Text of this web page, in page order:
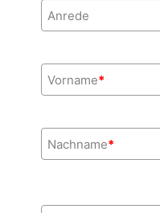
Anrede
Vorname*
Nachname*